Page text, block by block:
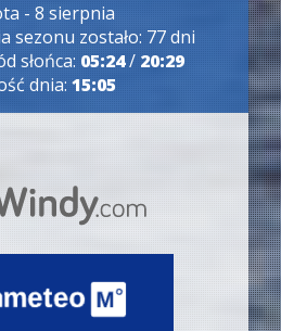
- 8 sierpnia
sezonu zostało: 77 dni
słońca: 05:24/ 20:29
dnia: 15:05